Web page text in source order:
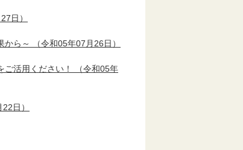
日）
から～ （令和05年07月26日）
活用ください！
（令和05年
日）